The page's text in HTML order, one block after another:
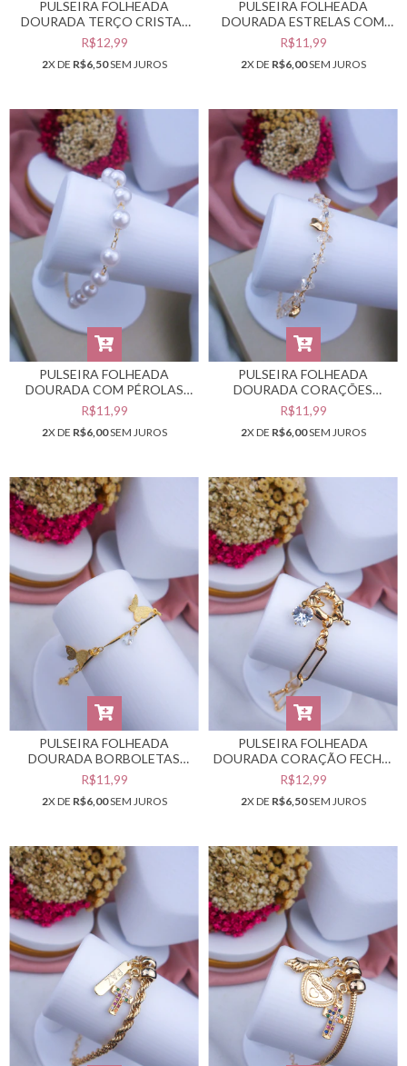
PULSEIRA FOLHEADA
DOURADA TERÇO CRISTAL
AZUL #PF0401939
R$12,99
2X DE R$6,50SEM JUROS
PULSEIRA FOLHEADA
DOURADA ESTRELAS COM
PÉROLAS #PF0401938
R$11,99
2X DE R$6,00SEM JUROS
PULSEIRA FOLHEADA
DOURADA COM PÉROLAS
#PF0401935
R$11,99
2X DE R$6,00SEM JUROS
PULSEIRA FOLHEADA
DOURADA CORAÇÕES
#PF0401934
R$11,99
2X DE R$6,00SEM JUROS
PULSEIRA FOLHEADA
DOURADA BORBOLETAS
#PF0401928
R$11,99
2X DE R$6,00SEM JUROS
PULSEIRA FOLHEADA
DOURADA CORAÇÃO FECHO
BOIA #PF0401912
R$12,99
2X DE R$6,50SEM JUROS